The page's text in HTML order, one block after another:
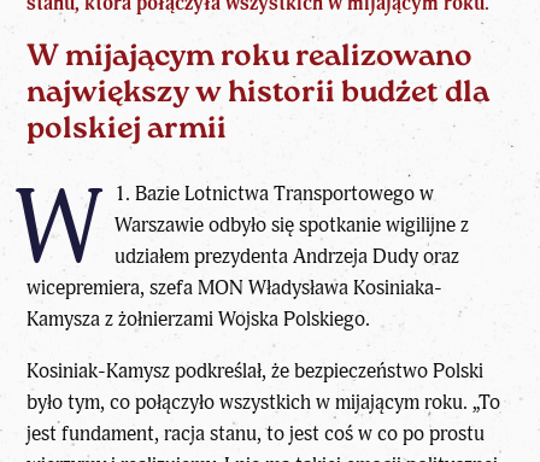
W mijającym roku realizowano
największy w historii budżet dla
polskiej armii
W 1. Bazie Lotnictwa Transportowego w
Warszawie odbyło się spotkanie wigilijne z
udziałem prezydenta Andrzeja Dudy oraz
wicepremiera, szefa MON Władysława Kosiniaka-
Kamysza z żołnierzami Wojska Polskiego.
Kosiniak-Kamysz podkreślał, że bezpieczeństwo Polski
było tym, co połączyło wszystkich w mijającym roku. „To
jest fundament, racja stanu, to jest coś w co po prostu